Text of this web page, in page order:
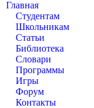
Главная
Студентам
Школьникам
Статьи
Библиотека
Словари
Программы
Игры
Форум
Контакты